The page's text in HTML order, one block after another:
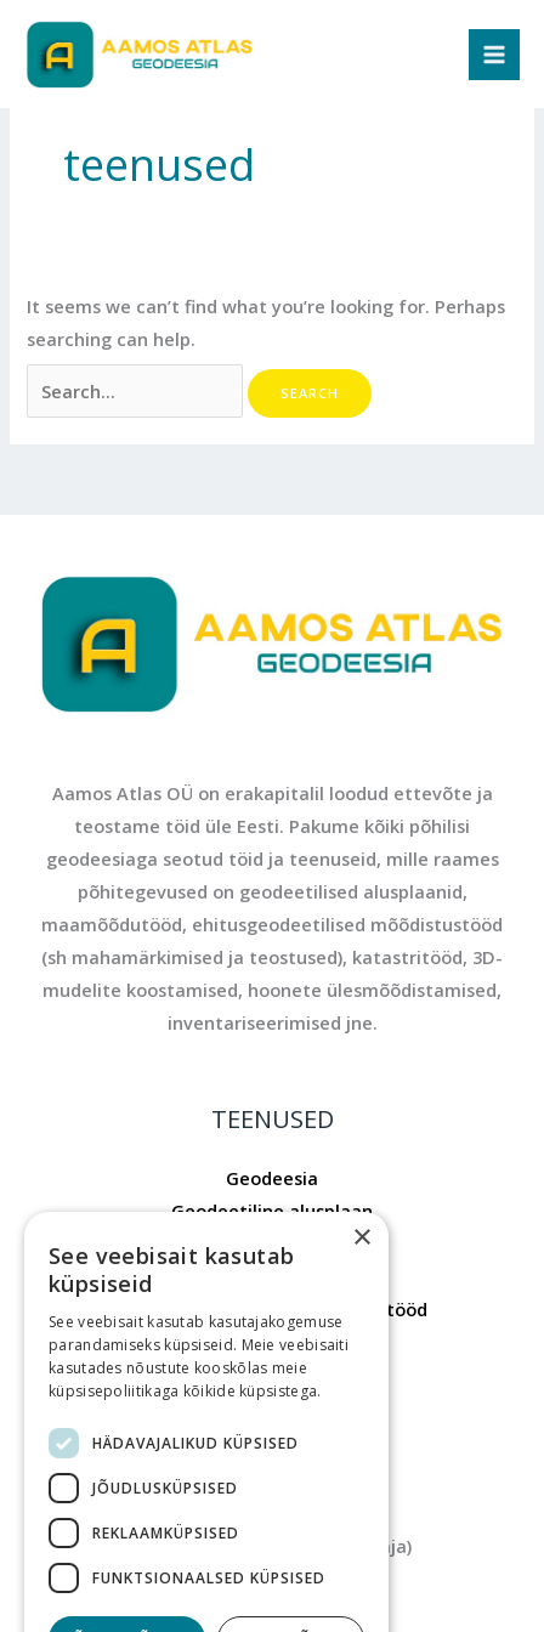
content
teenused
It seems we can’t find what you’re looking for. Perhaps
searching can help.
Search
for:
Aamos Atlas OÜ on erakapitalil loodud ettevõte ja
teostame töid üle Eesti. Pakume kõiki põhilisi
geodeesiaga seotud töid ja teenuseid, mille raames
põhitegevused on geodeetilised alusplaanid,
maamõõdutööd, ehitusgeodeetilised mõõdistustööd
(sh mahamärkimised ja teostused), katastritööd, 3D-
mudelite koostamised, hoonete ülesmõõdistamised,
inventariseerimised jne.
TEENUSED
Geodeesia
Geodeetiline alusplaan
Mõõdistusprojekt
Ehitusgeodeetilised mõõdistustööd
Hoonete mõõdistustööd
Maakorraldustööd
Kontaktid
KONTAKTID
Tartu maantee 84a (Fahle Maja)
Telefon
+372 5135727
×
See veebisait kasutab
küpsiseid
See veebisait kasutab kasutajakogemuse
parandamiseks küpsiseid. Meie veebisaiti
kasutades nõustute kooskõlas meie
küpsisepoliitikaga kõikide küpsistega.
HÄDAVAJALIKUD KÜPSISED
JÕUDLUSKÜPSISED
REKLAAMKÜPSISED
FUNKTSIONAALSED KÜPSISED